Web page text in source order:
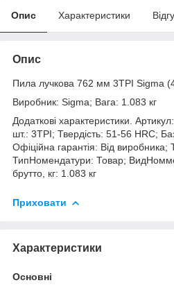
Опис Характеристики
Опис
Пила лучкова 762 мм 3TPI Sigma
Виробник: Sigma; Вага: 1.083 кг
Додаткові характеристики. Артикул:
шт.: 3TPI; Твердість: 51-56 HRC;
Офіційна гарантія: Від
ТипНомендатури: Товар;
брутто, кг: 1.083 кг
Приховати
Характеристики
Основні